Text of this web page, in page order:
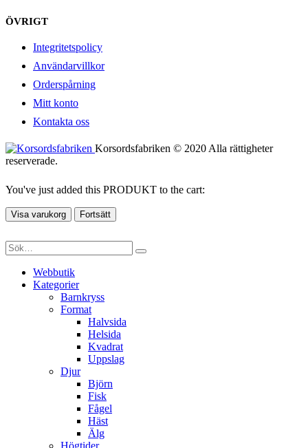
ÖVRIGT
Integritetspolicy
Användarvillkor
Orderspårning
Mitt konto
Kontakta oss
Korsordsfabriken © 2020 Alla rättigheter
reserverade.
You've just added this PRODUKT to the cart:
Visa varukorg Fortsätt
Webbutik
Kategorier
Barnkryss
Format
Halvsida
Helsida
Kvadrat
Uppslag
Djur
Björn
Fisk
Fågel
Häst
Älg